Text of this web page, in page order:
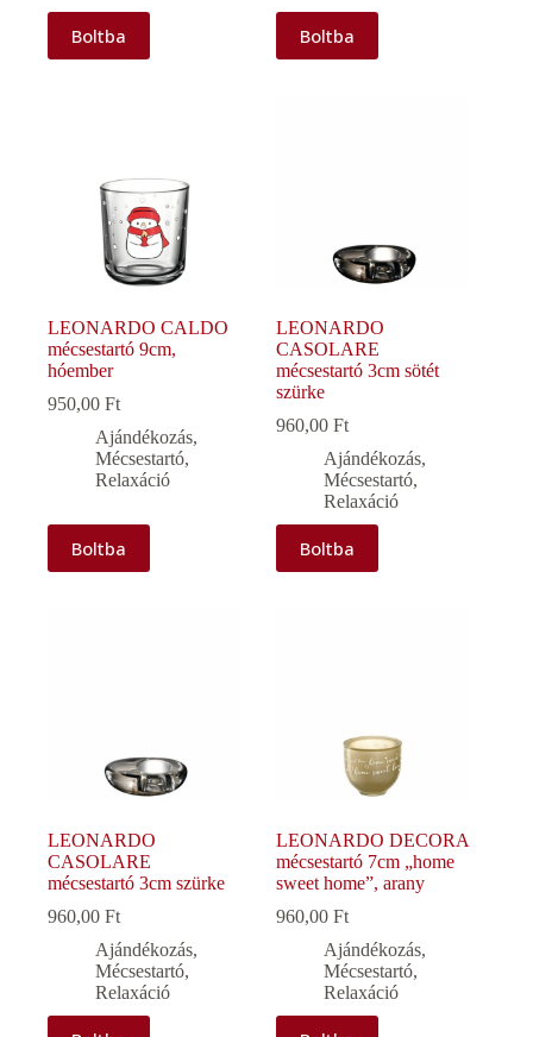
Boltba Boltba
LEONARDO CALDO
mécsestartó 9cm,
hóember
950,00 Ft
Ajándékozás,
Mécsestartó,
Relaxáció
Boltba
LEONARDO
CASOLARE
mécsestartó 3cm sötét
szürke
960,00Ft
Ajándékozás,
Mécsestartó,
Relaxáció
Boltba
LEONARDO
CASOLARE
mécsestartó 3cm szürke
960,00 Ft
Ajándékozás,
Mécsestartó,
Relaxáció
LEONARDO DECORA
mécsestartó 7cm „home
sweet home”, arany
960,00Ft
Ajándékozás,
Mécsestartó,
Relaxáció